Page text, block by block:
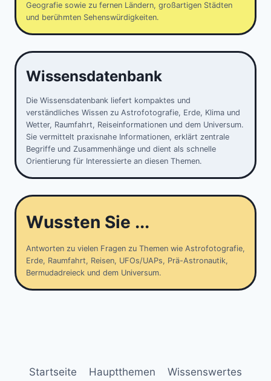
Geografie sowie zu fernen Ländern, großartigen Städten
und berühmten Sehenswürdigkeiten.
Wissensdatenbank
Die Wissensdatenbank liefert kompaktes und
verständliches Wissen zu Astrofotografie, Erde, Klima und
Wetter, Raumfahrt, Reiseinformationen und dem Universum.
Sie vermittelt praxisnahe Informationen, erklärt zentrale
Begriffe und Zusammenhänge und dient als schnelle
Orientierung für Interessierte an diesen Themen.
Wussten Sie ...
Antworten zu vielen Fragen zu Themen wie Astrofotografie,
Erde, Raumfahrt, Reisen, UFOs/UAPs, Prä-Astronautik,
Bermudadreieck und dem Universum.
Startseite Hauptthemen Wissenswertes